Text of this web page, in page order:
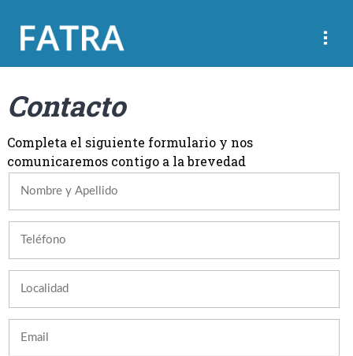
Contacto
Completa el siguiente formulario y nos
comunicaremos contigo a la brevedad